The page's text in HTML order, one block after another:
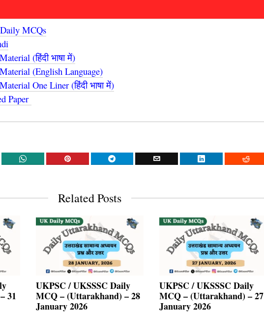
MCQs
(हिंदी भाषा में)
(English Language)
One Liner (हिंदी भाषा में)
Paper
Related Posts
31
UKPSC / UKSSSC Daily
MCQ – (Uttarakhand) – 28
January 2026
UKPSC / UKSSSC Daily
MCQ – (Uttarakhand) – 27
January 2026